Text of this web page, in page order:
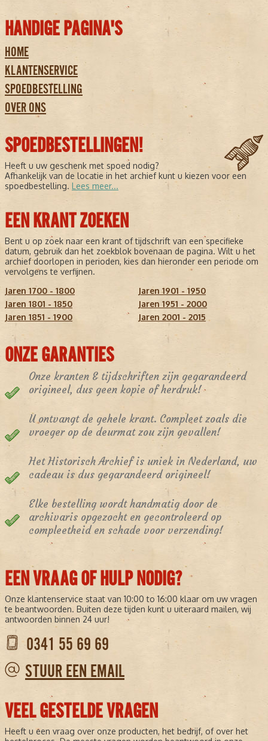
HANDIGE PAGINA'S
HOME
KLANTENSERVICE
SPOEDBESTELLING
OVER ONS
SPOEDBESTELLINGEN!
Heeft u uw geschenk met spoed nodig?
Afhankelijk van de locatie in het archief kunt u kiezen voor een
spoedbestelling. Lees meer...
EEN KRANT ZOEKEN
Bent u op zoek naar een krant of tijdschrift van een specifieke
datum, gebruik dan het zoekblok bovenaan de pagina. Wilt u het
archief doorlopen in perioden, kies dan hieronder een periode om
vervolgens te verfijnen.
Jaren 1700 - 1800
Jaren 1801 - 1850
Jaren 1851 - 1900
Jaren 1901 - 1950
Jaren 1951 - 2000
Jaren 2001 - 2015
ONZE GARANTIES
Onze kranten & tijdschriften zijn gegarandeerd
origineel, dus geen kopie of herdruk!
U ontvangt de gehele krant. Compleet zoals die
vroeger op de deurmat zou zijn gevallen!
Het Historisch Archief is uniek in Nederland, uw
cadeau is dus gegarandeerd origineel!
Elke bestelling wordt handmatig door de
archivaris opgezocht en gecontroleerd op
compleetheid en schade voor verzending!
EEN VRAAG OF HULP NODIG?
Onze klantenservice staat van 10:00 to 16:00 klaar om uw vragen
te beantwoorden. Buiten deze tijden kunt u uiteraard mailen, wij
antwoorden binnen 24 uur!
0341 55 69 69
STUUR EEN EMAIL
VEEL GESTELDE VRAGEN
Heeft u een vraag over onze producten, het bedrijf, of over het